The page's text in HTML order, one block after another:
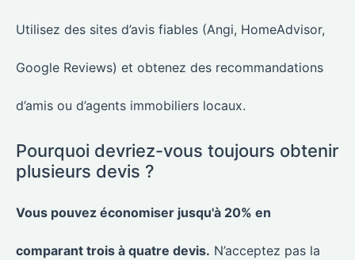
Utilisez des sites d’avis fiables (Angi, HomeAdvisor,
Google Reviews) et obtenez des recommandations
d’amis ou d’agents immobiliers locaux.
Pourquoi devriez-vous toujours obtenir
plusieurs devis ?
Vous pouvez économiser jusqu'à 20% en
comparant trois à quatre devis. N’acceptez pas la